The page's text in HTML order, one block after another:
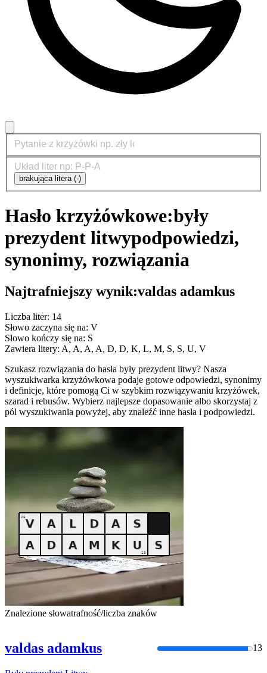
brakująca litera (-)
Hasło krzyżówkowe:były
prezydent litwypodpowiedzi,
synonimy, rozwiązania
Najtrafniejszy wynik:valdas adamkus
Liczba liter: 14
Słowo zaczyna się na: V
Słowo kończy się na: S
Zawiera litery: A, A, A, A, D, D, K, L, M, S, S, U, V
Szukasz rozwiązania do hasła były prezydent litwy? Nasza
wyszukiwarka krzyżówkowa podaje gotowe odpowiedzi, synonimy
i definicje, które pomogą Ci w szybkim rozwiązywaniu krzyżówek,
szarad i rebusów. Wybierz najlepsze dopasowanie albo skorzystaj z
pól wyszukiwania powyżej, aby znaleźć inne hasła i podpowiedzi.
Znalezione słowatrafność/liczba znaków
valdas adamkus 13